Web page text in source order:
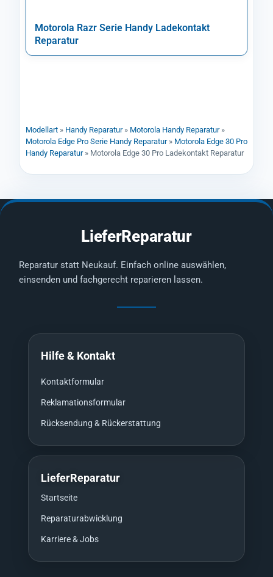
Motorola Razr Serie Handy Ladekontakt
Reparatur
Modellart » Handy Reparatur» Motorola Handy Reparatur»
Motorola Edge Pro Serie Handy Reparatur» Motorola Edge 30 Pro
Handy Reparatur» Motorola Edge 30 Pro Ladekontakt Reparatur
LieferReparatur
Reparatur statt Neukauf. Einfach online auswählen,
einsenden und fachgerecht reparieren lassen.
Hilfe & Kontakt
Kontaktformular
Reklamationsformular
Rücksendung & Rückerstattung
LieferReparatur
Startseite
Reparaturabwicklung
Karriere & Jobs